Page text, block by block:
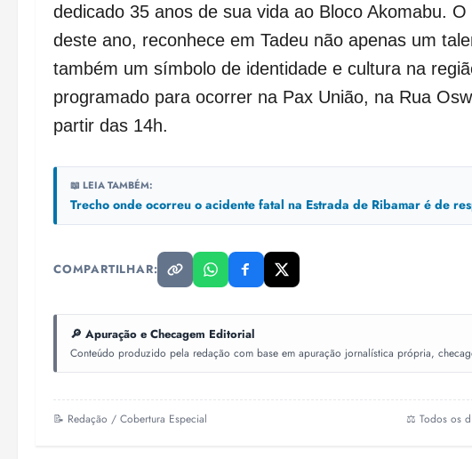
dedicado 35 anos de sua vida ao Bloco Akomabu.
deste ano, reconhece em Tadeu não apenas um
também um símbolo de identidade e cultura na
programado para ocorrer na Pax União, na Rua
partir das 14h.
📖 LEIA TAMBÉM:
Trecho onde ocorreu o acidente fatal na Estrada de Ribamar é de
COMPARTILHAR:
🔎 Apuração e Checagem Editorial
Conteúdo produzido pela redação com base em apuração jornalística própria,
📝 Redação / Cobertura Especial ⚖️ Todos os